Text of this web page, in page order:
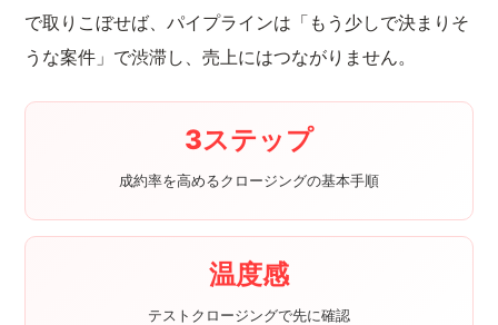
で取りこぼせば、パイプラインは「もう少しで決まりそ
うな案件」で渋滞し、売上にはつながりません。
3ステップ
成約率を高めるクロージングの基本手順
温度感
テストクロージングで先に確認